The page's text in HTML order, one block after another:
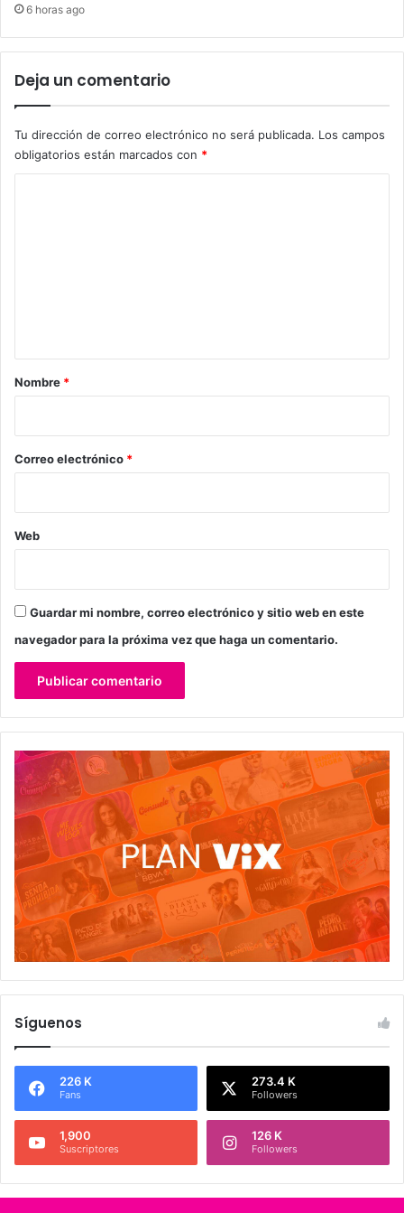
6 horas ago
Deja un comentario
Tu dirección de correo electrónico no será publicada. Los campos
obligatorios están marcados con *
r
*
Nombre *
Correo electrónico *
Web
Guardar mi nombre, correo electrónico y sitio web en este
navegador para la próxima vez que haga un comentario.
Síguenos
226 K
Fans
273.4 K
Followers